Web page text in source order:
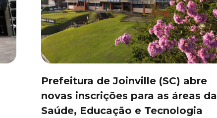
Prefeitura de Joinville (SC) abre
novas inscrições para as áreas da
Saúde, Educação e Tecnologia